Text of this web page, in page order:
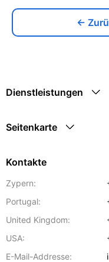
←
Dienstleistungen
Seitenkarte
Kontakte
Zypern:
Portugal:
United Kingdom:
USA:
E-Mail-Addresse: